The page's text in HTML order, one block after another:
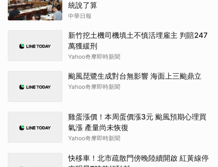
統說了算
中華日報
新竹挖土機司機填土不慎活埋雇主 判賠247
萬獲緩刑
Yahoo奇摩即時新聞
颱風琵鷺生成對台無影響 海面上三颱鼎立
Yahoo奇摩即時新聞
雞蛋漲價！本周蛋價漲3元 颱風預期心理買
氣漲 產量尚未恢復
Yahoo奇摩即時新聞
快移車！北市疏散門傍晚陸續開啟 紅黃線停